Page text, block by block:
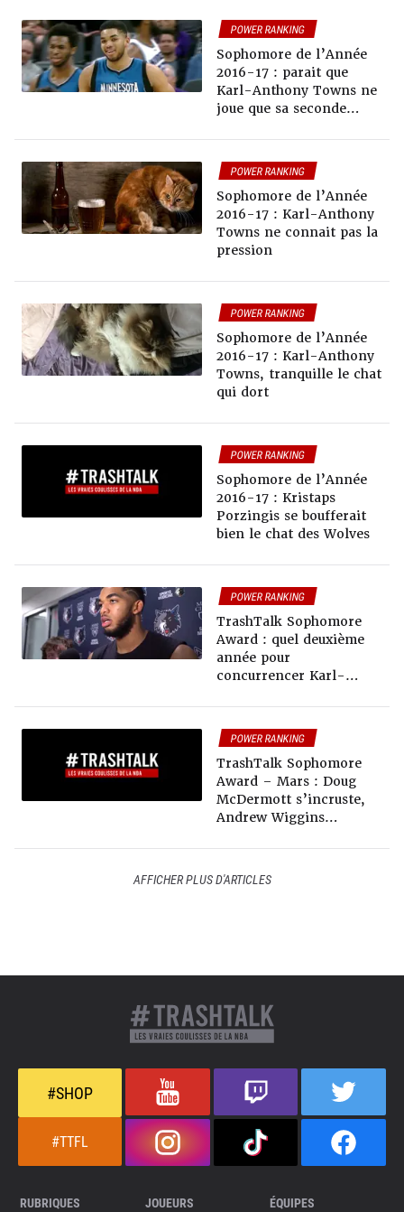
POWER RANKING
Sophomore de l’Année
2016-17 : parait que
Karl-Anthony Towns ne
joue que sa seconde
POWER RANKING
Sophomore de l’Année
2016-17 : Karl-Anthony
Towns ne connait pas la
pression
POWER RANKING
Sophomore de l’Année
2016-17 : Karl-Anthony
Towns, tranquille le chat
qui dort
POWER RANKING
Sophomore de l’Année
2016-17 : Kristaps
Porzingis se boufferait
bien le chat des Wolves
POWER RANKING
TrashTalk Sophomore
Award : quel deuxième
année pour
concurrencer Karl-
POWER RANKING
TrashTalk Sophomore
Award – Mars : Doug
McDermott s’incruste,
Andrew Wiggins
AFFICHER PLUS D'ARTICLES
#SHOP
#TTFL
RUBRIQUES
JOUEURS ÉQUIPES